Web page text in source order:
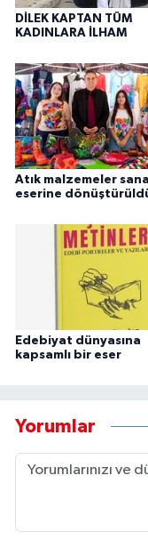
DİLEK KAPTAN TÜM
KADINLARA İLHAM
Atık malzemeler
eserine
Edebiyat dünyasına
kapsamlı bir eser
Yorumlar